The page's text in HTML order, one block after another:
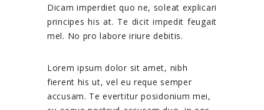
Dicam imperdiet quo ne, soleat explicari
principes his at. Te dicit impedit feugait
mel. No pro labore iriure debitis.
Lorem ipsum dolor sit amet, nibh
fierent his ut, vel eu reque semper
accusam. Te evertitur posidonium mei,